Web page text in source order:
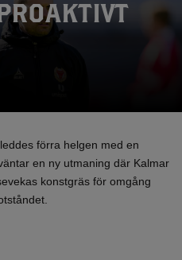
förra helgen med en
en ny utmaning där Kalmar
konstgräs för omgång